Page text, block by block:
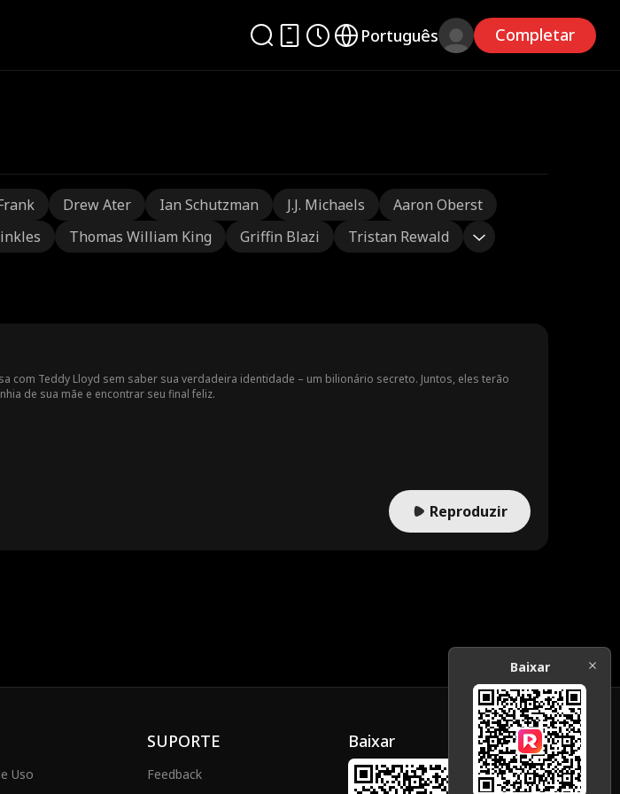
Português Completar
Drew Ater Ian Schutzman J.J. Michaels
Aaron Oberst
Thomas William King Griffin Blazi Tristan Rewald
com Teddy Lloyd sem saber sua verdadeira identidade – um bilionário secreto. Juntos, eles terão
de sua mãe e encontrar seu final feliz.
Reproduzir
Uso
SUPORTE
Feedback
Baixar
Baixar